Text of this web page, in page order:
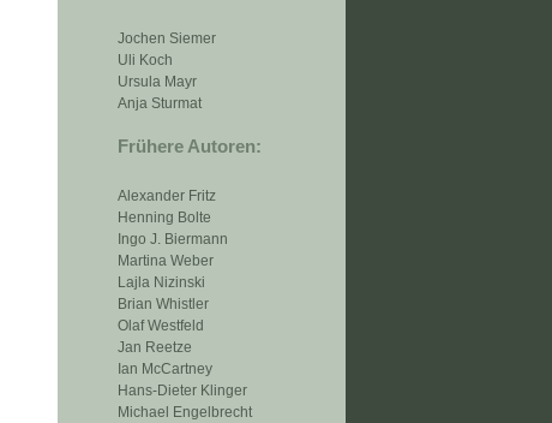
Jochen Siemer
Uli Koch
Ursula Mayr
Anja Sturmat
Frühere Autoren:
Alexander Fritz
Henning Bolte
Ingo J. Biermann
Martina Weber
Lajla Nizinski
Brian Whistler
Olaf Westfeld
Jan Reetze
Ian McCartney
Hans-Dieter Klinger
Michael Engelbrecht